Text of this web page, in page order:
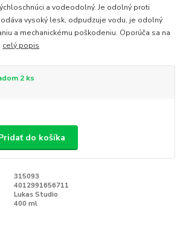
a vodeodolný. Je odolný proti
vysoký lesk, odpudzuje vodu, je odolný
a mechanickému poškodeniu. Oporúča sa na
celý popis
2 ks
do košíka
315093
4012991656711
Lukas Studio
400 ml